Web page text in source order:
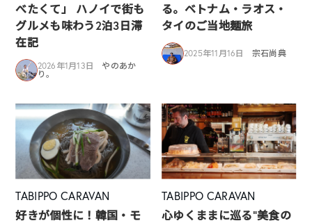
べたくて」 ハノイで街も
グルメも味わう2泊3日滞
在記
2026年1月13日
やのあか
り。
る。ベトナム・ラオス・
タイのご当地麺旅
2025年11月16日 宗石尚典
TABIPPO CARAVAN
好きが個性に！韓国・モ
TABIPPO CARAVAN
心ゆくままに巡る”美食の